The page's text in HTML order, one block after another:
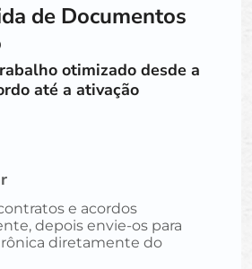
de Documentos
otimizado desde a
até a ativação
e acordos
depois envie-os para
diretamente do